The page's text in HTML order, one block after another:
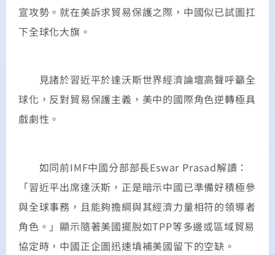
宣攻勢。就在美訴求貿易保護之際，中國似已試圖扛
下全球化大旗。
見諸於習近平於達沃斯世界經濟論壇高聲呼籲全
球化，反對貿易保護主義，美中的國際角色逆轉極具
戲劇性。
如同前IMF中國分部部長Eswar Prasad解讀：
「習近平出席達沃斯，正是暗示中國已準備好積極參
與全球事務，且能夠擔綱與其經濟力量相符的領導者
角色。」顯示隨著美國擺脫如TPP等多邊或區域貿易
協定時，中國正企圖迅速填補美國留下的空缺。